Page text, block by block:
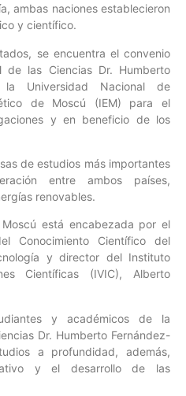
ambas naciones establecieron
y científico.
se encuentra el convenio
de las Ciencias Dr. Humberto
la Universidad Nacional de
de Moscú (IEM) para el
y en beneficio de los
de estudios más importantes
entre ambos países,
renovables.
está encabezada por el
Conocimiento Científico del
y director del Instituto
Científicas (IVIC), Alberto
y académicos de la
Dr. Humberto Fernández-
a profundidad, además,
y el desarrollo de las